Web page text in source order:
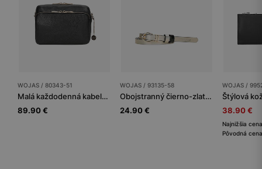
WOJAS / 80343-51
Malá každodenná kabelka so zlatými zipsami
89.90 €
WOJAS / 93135-58
Obojstranný čierno-zlatý dámsky opasok so zlatou spínadlom
24.90 €
WOJAS /
38.90 €
Najnižšia
Pôvodná